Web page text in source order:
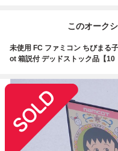
このオーク
未使用 FC ファミコン ちびまる
ot 箱説付 デッドストック品【10